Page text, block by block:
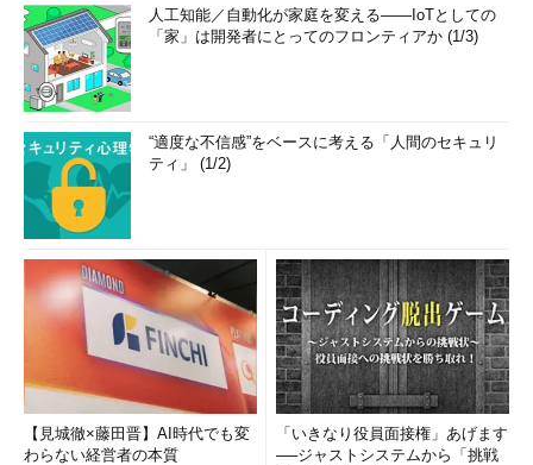
人工知能／自動化が家庭を変える――IoTとしての
「家」は開発者にとってのフロンティアか (1/3)
“適度な不信感”をベースに考える「人間のセキュリ
ティ」 (1/2)
【見城徹×藤田晋】AI時代でも変
わらない経営者の本質
「いきなり役員面接権」あげます
──ジャストシステムから「挑戦